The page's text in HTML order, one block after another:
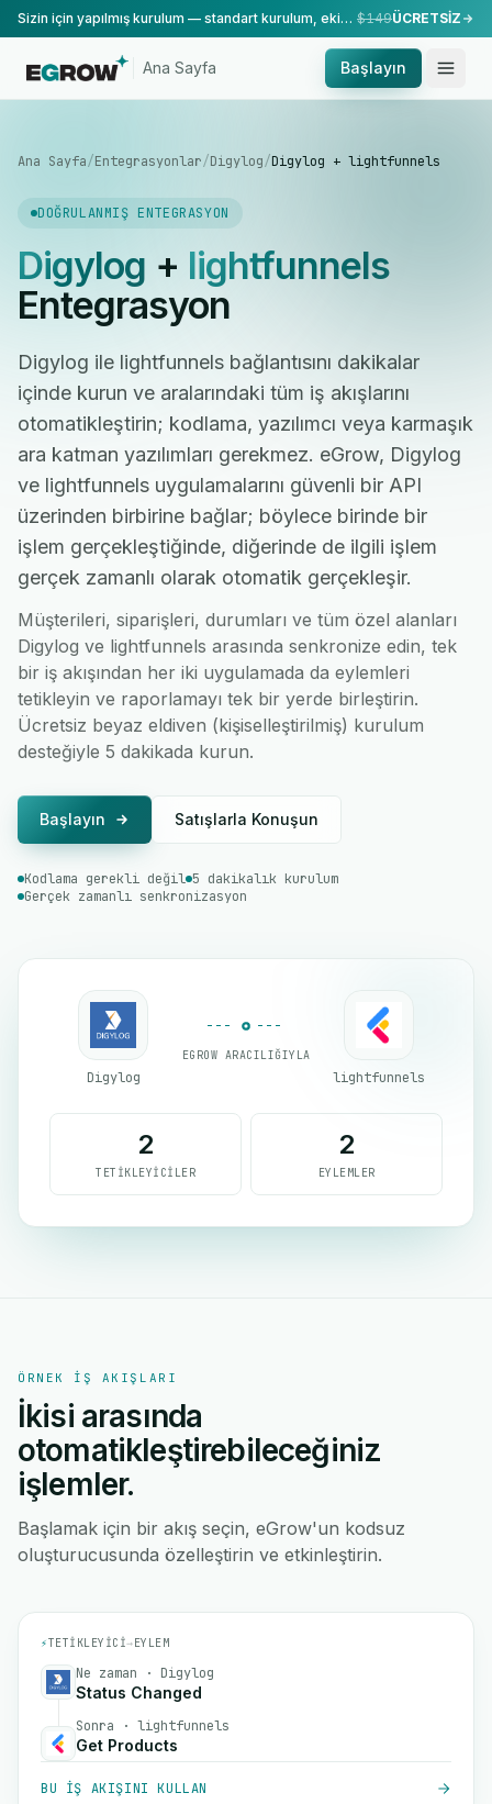
Sizin için yapılmış kurulum — standart kurulum, ekibimiz tarafından yapılır. $149ÜCRETSİZ
Ana Sayfa Başlayın
Ana Sayfa/Entegrasyonlar/Digylog/Digylog + lightfunnels
DOĞRULANMIŞ ENTEGRASYON
Digylog + lightfunnels
Entegrasyon
Digylog ile lightfunnels bağlantısını dakikalar
içinde kurun ve aralarındaki tüm iş akışlarını
otomatikleştirin; kodlama, yazılımcı veya karmaşık
ara katman yazılımları gerekmez. eGrow, Digylog
ve lightfunnels uygulamalarını güvenli bir API
üzerinden birbirine bağlar; böylece birinde bir
işlem gerçekleştiğinde, diğerinde de ilgili işlem
gerçek zamanlı olarak otomatik gerçekleşir.
Müşterileri, siparişleri, durumları ve tüm özel alanları
Digylog ve lightfunnels arasında senkronize edin, tek
bir iş akışından her iki uygulamada da eylemleri
tetikleyin ve raporlamayı tek bir yerde birleştirin.
Ücretsiz beyaz eldiven (kişiselleştirilmiş) kurulum
desteğiyle 5 dakikada kurun.
Başlayın Satışlarla Konuşun
Kodlama gerekli değil 5 dakikalık kurulum
Gerçek zamanlı senkronizasyon
Digylog
EGROW ARACILIĞIYLA
lightfunnels
2
TETIKLEYICILER
2
EYLEMLER
ÖRNEK IŞ AKIŞLARI
İkisi arasında
otomatikleştirebileceğiniz
işlemler.
Başlamak için bir akış seçin, eGrow'un kodsuz
oluşturucusunda özelleştirin ve etkinleştirin.
⚡TETIKLEYICI→EYLEM
Ne zaman · Digylog
Status Changed
Sonra · lightfunnels
Get Products
BU IŞ AKIŞINI KULLAN